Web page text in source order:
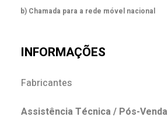
b) Chamada para a rede móvel nacional
INFORMAÇÕES
Fabricantes
Assistência Técnica / Pós-Venda